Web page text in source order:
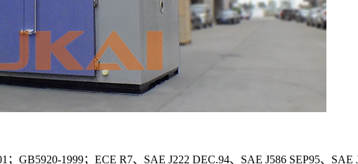
GB5920-1999；ECE R7、SAE J222 DEC.94、SAE J586 SEP95、SAE